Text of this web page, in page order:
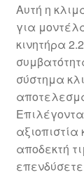
Αυτή η
για
κινητήρα
σύστημα
αποδεκτή